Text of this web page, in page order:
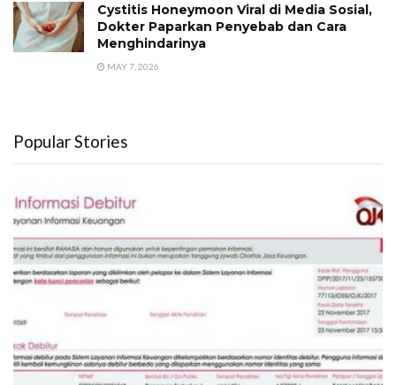
Cystitis Honeymoon Viral di Media Sosial,
Dokter Paparkan Penyebab dan Cara
Menghindarinya
MAY 7, 2026
Popular Stories